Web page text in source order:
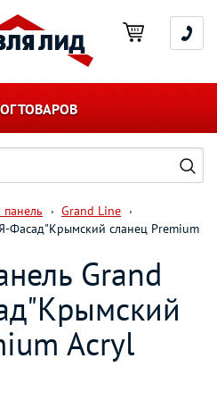
ТОВАРОВ
Grand Line
Фасад"Крымский сланец Premium
Grand
Acryl